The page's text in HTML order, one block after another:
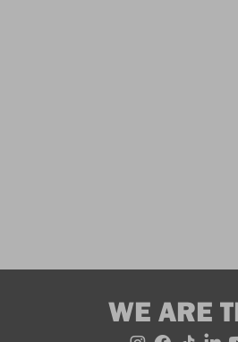
WE ARE